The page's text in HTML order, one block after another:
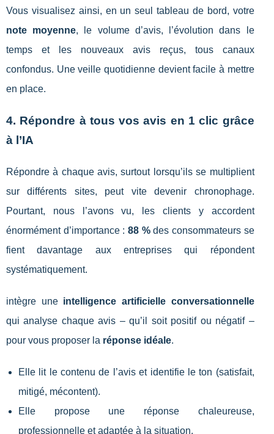
Vous visualisez ainsi, en un seul tableau de bord, votre
note moyenne, le volume d’avis, l’évolution dans le
temps et les nouveaux avis reçus, tous canaux
confondus. Une veille quotidienne devient facile à mettre
en place.
4. Répondre à tous vos avis en 1 clic grâce
à l’IA
Répondre à chaque avis, surtout lorsqu’ils se multiplient
sur différents sites, peut vite devenir chronophage.
Pourtant, nous l’avons vu, les clients y accordent
énormément d’importance : 88 %des consommateurs se
fient davantage aux entreprises qui répondent
systématiquement.
intègre une intelligence artificielle conversationnelle
qui analyse chaque avis – qu’il soit positif ou négatif –
pour vous proposer la réponse idéale.
Elle lit le contenu de l’avis et identifie le ton (satisfait,
mitigé, mécontent).
Elle propose une réponse chaleureuse,
professionnelle et adaptée à la situation.